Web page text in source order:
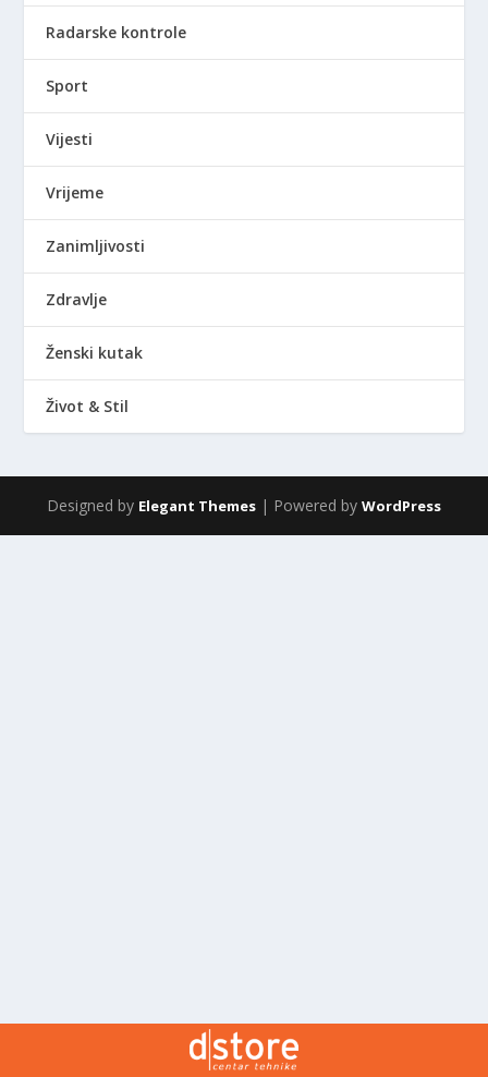
Radarske kontrole
Sport
Vijesti
Vrijeme
Zanimljivosti
Zdravlje
Ženski kutak
Život & Stil
Designed by Elegant Themes | Powered by WordPress